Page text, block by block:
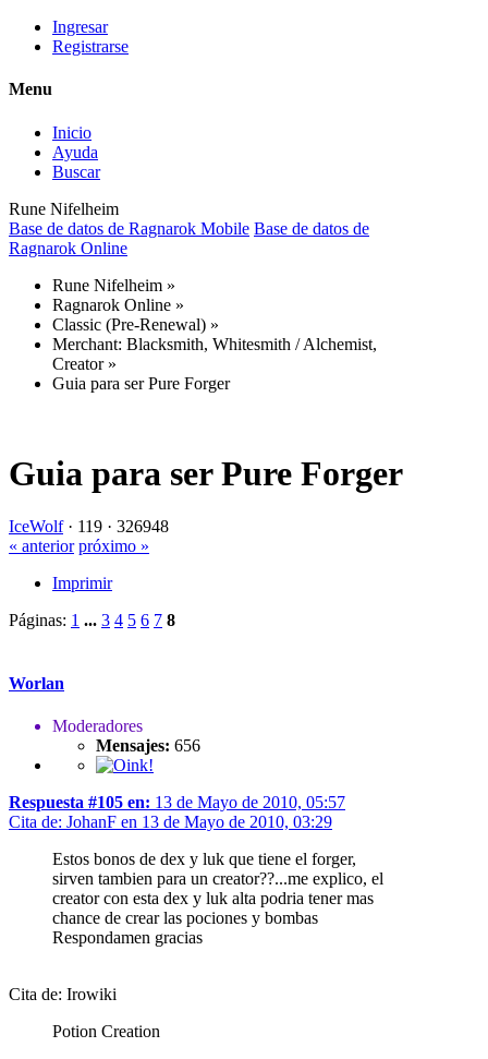
Ingresar
Registrarse
Menu
Inicio
Ayuda
Buscar
Rune Nifelheim
Base de datos de Ragnarok Mobile Base de datos de
Ragnarok Online
Rune Nifelheim »
Ragnarok Online »
Classic (Pre-Renewal) »
Merchant: Blacksmith, Whitesmith / Alchemist,
Creator»
Guia para ser Pure Forger
Guia para ser Pure Forger
IceWolf· 119 · 326948
« anterior próximo »
Imprimir
Páginas: 1 ... 3 4 5 6 7 8
Worlan
Moderadores
Mensajes: 656
Respuesta #105 en: 13 de Mayo de 2010, 05:57
Cita de: JohanF en 13 de Mayo de 2010, 03:29
Estos bonos de dex y luk que tiene el forger,
sirven tambien para un creator??...me explico, el
creator con esta dex y luk alta podria tener mas
chance de crear las pociones y bombas
Respondamen gracias
Cita de: Irowiki
Potion Creation